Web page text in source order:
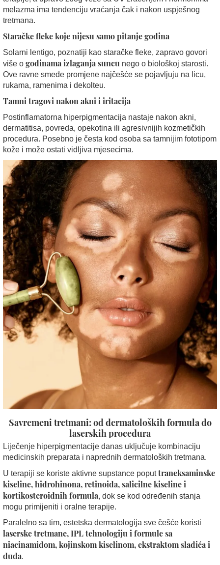
melazma ima tendenciju vraćanja čak i nakon uspješnog
tretmana.
Staračke fleke koje nijesu samo pitanje godina
Solarni lentigo, poznatiji kao staračke fleke, zapravo govori
više o godinama izlaganja suncu nego o biološkoj starosti.
Ove ravne smeđe promjene najčešće se pojavljuju na licu,
rukama, ramenima i dekolteu.
Tamni tragovi nakon akni i iritacija
Postinflamatorna hiperpigmentacija nastaje nakon akni,
dermatitisa, povreda, opekotina ili agresivnijih kozmetičkih
procedura. Posebno je česta kod osoba sa tamnijim fototipom
kože i može ostati vidljiva mjesecima.
Savremeni tretmani: od dermatoloških formula do
laserskih procedura
Liječenje hiperpigmentacije danas uključuje kombinaciju
medicinskih preparata i naprednih dermatoloških tretmana.
U terapiji se koriste aktivne supstance poputtraneksaminske
kiseline, hidrohinona, retinoida, salicilne kiseline i
kortikosteroidnih formula, dok se kod određenih stanja
mogu primijeniti i oralne terapije.
Paralelno sa tim, estetska dermatologija sve češće koristi
laserske tretmane, IPL tehnologiju i formule sa
niacinamidom, kojinskom kiselinom, ekstraktom sladića i
duda.